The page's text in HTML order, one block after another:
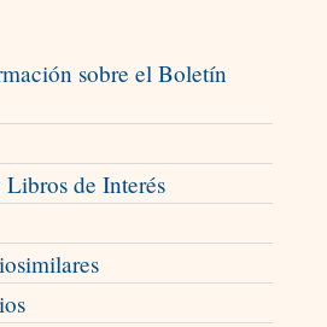
sobre el Boletín
de Interés